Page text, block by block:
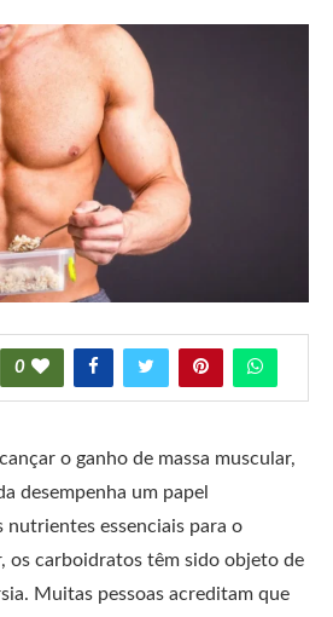
0
o ganho de massa muscular,
desempenha um papel
essenciais para o
os carboidratos têm sido objeto de
Muitas pessoas acreditam que